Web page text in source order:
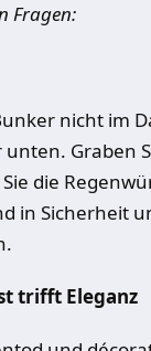
Fragen:
nicht im
unten. Graben
die
in Sicherheit
trifft Eleganz